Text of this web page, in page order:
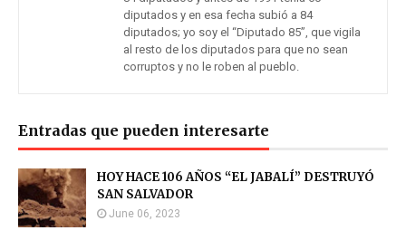
diputados y en esa fecha subió a 84
diputados; yo soy el “Diputado 85”, que vigila
al resto de los diputados para que no sean
corruptos y no le roben al pueblo.
Entradas que pueden interesarte
HOY HACE 106 AÑOS “EL JABALÍ” DESTRUYÓ
SAN SALVADOR
June 06, 2023